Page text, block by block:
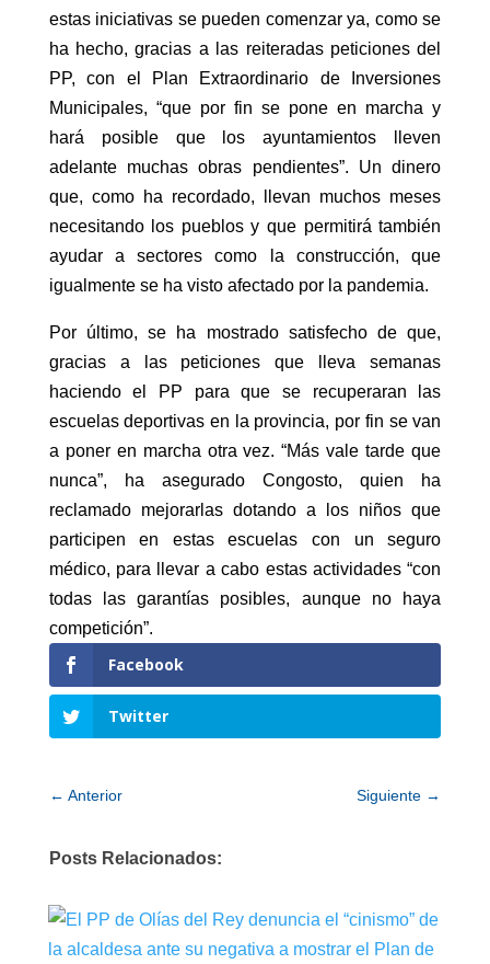
estas iniciativas se pueden comenzar ya, como se
ha hecho, gracias a las reiteradas peticiones del
PP, con el Plan Extraordinario de Inversiones
Municipales, “que por fin se pone en marcha y
hará posible que los ayuntamientos lleven
adelante muchas obras pendientes”. Un dinero
que, como ha recordado, llevan muchos meses
necesitando los pueblos y que permitirá también
ayudar a sectores como la construcción, que
igualmente se ha visto afectado por la pandemia.
Por último, se ha mostrado satisfecho de que,
gracias a las peticiones que lleva semanas
haciendo el PP para que se recuperaran las
escuelas deportivas en la provincia, por fin se van
a poner en marcha otra vez. “Más vale tarde que
nunca”, ha asegurado Congosto, quien ha
reclamado mejorarlas dotando a los niños que
participen en estas escuelas con un seguro
médico, para llevar a cabo estas actividades “con
todas las garantías posibles, aunque no haya
competición”.
Facebook
Twitter
← Anterior Siguiente →
Posts Relacionados: